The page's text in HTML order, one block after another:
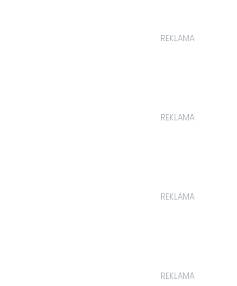
REKLAMA
REKLAMA
REKLAMA
REKLAMA